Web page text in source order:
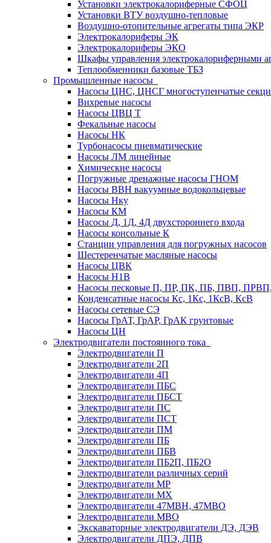
Установки электрокалориферные СФОЦ
Установки ВТУ воздушно-тепловые
Воздушно-отопительные агрегаты типа ЭКР
Электрокалориферы ЭК
Электрокалориферы ЭКО
Шкафы управления электрокалориферными
Теплообменники базовые ТБЗ
Промышленные насосы
Насосы ЦНС, ЦНСГ многоступенчатые
Вихревые насосы
Насосы ЦВЦ Т
Фекальные насосы
Насосы НК
Турбонасосы пневматические
Насосы ЛМ линейные
Химические насосы
Погружные дренажные насосы ГНОМ
Насосы ВВН вакуумные водокольцевые
Насосы Нку
Насосы КМ
Насосы Д, 1Д, 4Д двухстороннего входа
Насосы консольные К
Станции управления для погружных насосов
Шестеренчатые масляные насосы
Насосы ЦВК
Насосы Н1В
Насосы песковые П, ПР, ПК, ПБ, ПВП,
Конденсатные насосы Кс, 1Кс, 1КсВ, КсВ
Насосы сетевые СЭ
Насосы ГрАТ, ГрАР, ГрАК грунтовые
Насосы ЦН
Электродвигатели постоянного тока
Электродвигатели П
Электродвигатели 2П
Электродвигатели 4П
Электродвигатели ПБС
Электродвигатели ПБСТ
Электродвигатели ПС
Электродвигатели ПСТ
Электродвигатели ПМ
Электродвигатели ПБ
Электродвигатели ПБВ
Электродвигатели ПБ2П, ПБ2О
Электродвигатели различных серий
Электродвигатели МР
Электродвигатели MX
Электродвигатели 47MBH, 47МВО
Электродвигатели MBO
Экскаваторные электродвигатели ДЭ, ДЭВ
Электродвигатели ДПЭ, ДПВ